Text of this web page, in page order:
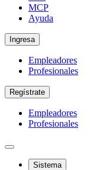
MCP
Ayuda
Ingresa
Empleadores
Profesionales
Regístrate
Empleadores
Profesionales
Sistema